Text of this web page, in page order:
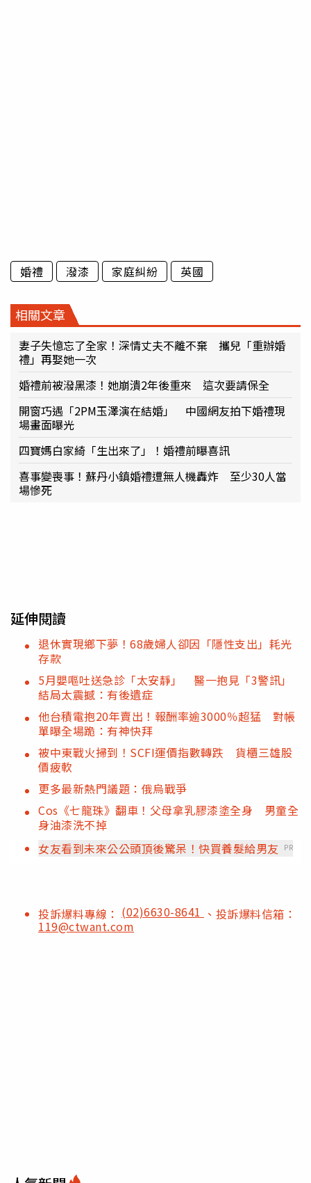
婚禮 潑漆 家庭糾紛 英國
相關文章
妻子失憶忘了全家！深情丈夫不離不棄 攜兒「重辦婚
禮」再娶她一次
婚禮前被潑黑漆！她崩潰2年後重來 這次要請保全
開窗巧遇「2PM玉澤演在結婚」 中國網友拍下婚禮現
場畫面曝光
四寶媽白家綺「生出來了」！婚禮前曝喜訊
喜事變喪事！蘇丹小鎮婚禮遭無人機轟炸 至少30人當
場慘死
延伸閱讀
退休實現鄉下夢！68歲婦人卻因「隱性支出」耗光
存款
5月嬰嘔吐送急診「太安靜」 醫一抱見「3警訊」
結局太震撼：有後遺症
他台積電抱20年賣出！報酬率逾3000％超猛 對帳
單曝全場跪：有神快拜
被中東戰火掃到！SCFI運價指數轉跌 貨櫃三雄股
價疲軟
更多最新熱門議題：俄烏戰爭
Cos《七龍珠》翻車！父母拿乳膠漆塗全身 男童全
身油漆洗不掉
女友看到未來公公頭頂後驚呆！快買養髮給男友
PR
投訴爆料專線： (02)6630-8641 、投訴爆料信箱：
119@ctwant.com